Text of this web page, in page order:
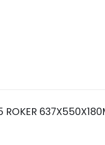
ROKER